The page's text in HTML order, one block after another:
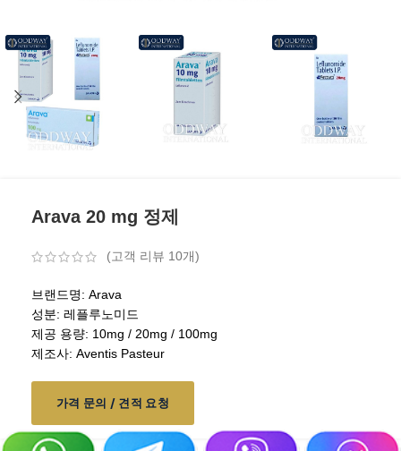
Arava 20 mg 정제
(고객 리뷰 10개)
브랜드명: Arava
성분: 레플루노미드
제공 용량: 10mg / 20mg / 100mg
제조사: Aventis Pasteur
가격 문의 / 견적 요청